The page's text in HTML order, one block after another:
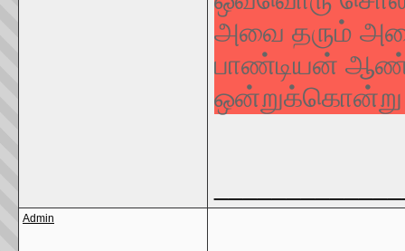
அவை தரும்
பாண்டியன் ஆண்ட
ஒன்றுக்கொன்று
Admin